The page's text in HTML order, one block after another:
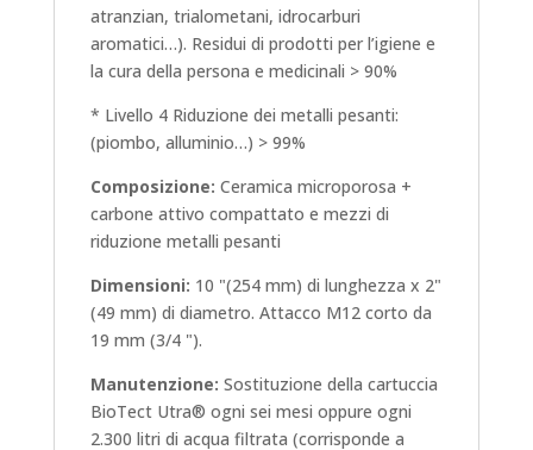
atranzian, trialometani, idrocarburi
aromatici…). Residui di prodotti per l’igiene e
la cura della persona e medicinali > 90%
* Livello 4 Riduzione dei metalli pesanti:
(piombo, alluminio…) > 99%
Composizione: Ceramica microporosa +
carbone attivo compattato e mezzi di
riduzione metalli pesanti
Dimensioni: 10 "(254 mm) di lunghezza x 2"
(49 mm) di diametro. Attacco M12 corto da
19 mm (3/4 ").
Manutenzione: Sostituzione della cartuccia
BioTect Utra® ogni sei mesi oppure ogni
2.300 litri di acqua filtrata (corrisponde a